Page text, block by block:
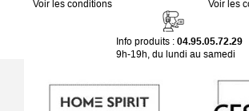
Voir les conditions
Voir les
Info produits : 04.95.05.72.29
9h-19h, du lundi au samedi